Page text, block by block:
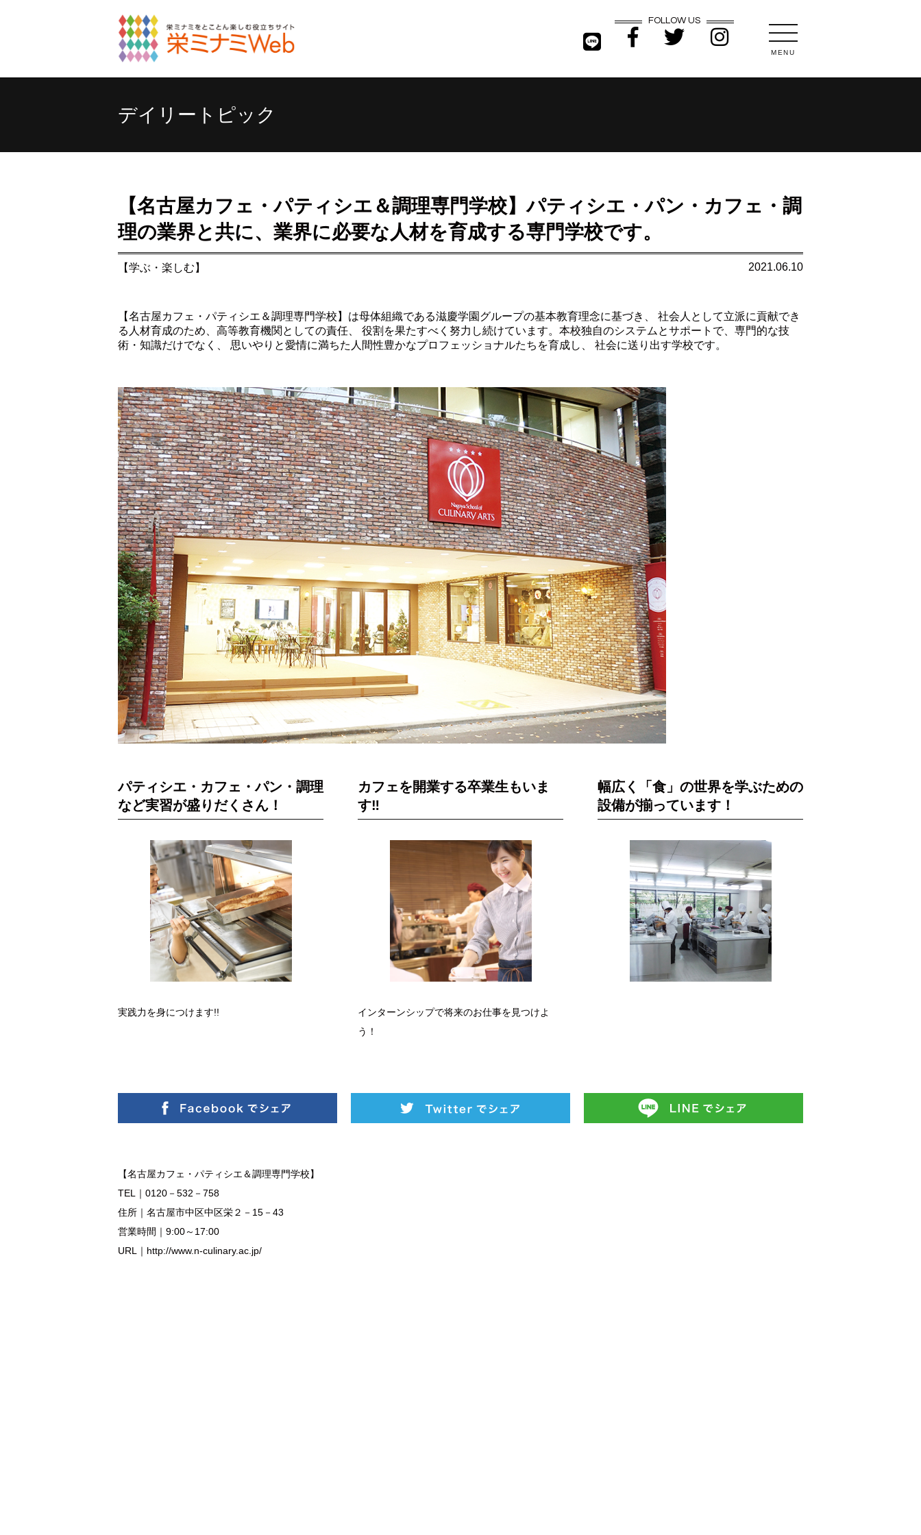
MENU
FOLLOW US
デイリートピック
【名古屋カフェ・パティシエ＆調理専門学校】パティシエ・パン・カフェ・調
理の業界と共に、業界に必要な人材を育成する専門学校です。
【学ぶ・楽しむ】 2021.06.10
【名古屋カフェ・パティシエ＆調理専門学校】は母体組織である滋慶学園グループの基本教育理念に基づき、 社会人として立派に貢献でき
る人材育成のため、高等教育機関としての責任、 役割を果たすべく努力し続けています。本校独自のシステムとサポートで、専門的な技
術・知識だけでなく、 思いやりと愛情に満ちた人間性豊かなプロフェッショナルたちを育成し、 社会に送り出す学校です。
パティシエ・カフェ・パン・調理
など実習が盛りだくさん！
実践力を身につけます!!
カフェを開業する卒業生もいま
す‼
インターンシップで将来のお仕事を見つけよ
う！
幅広く「食」の世界を学ぶための
設備が揃っています！
【名古屋カフェ・パティシエ＆調理専門学校】
TEL｜0120－532－758
住所｜名古屋市中区中区栄２－15－43
営業時間｜9:00～17:00
URL｜http://www.n-culinary.ac.jp/